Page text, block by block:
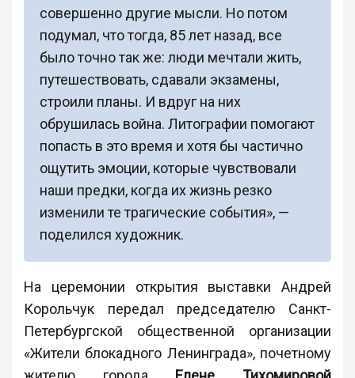
совершенно другие мысли. Но потом
подумал, что тогда, 85 лет назад, все
было точно так же: люди мечтали жить,
путешествовать, сдавали экзамены,
строили планы. И вдруг на них
обрушилась война. Литографии помогают
попасть в это время и хотя бы частично
ощутить эмоции, которые чувствовали
наши предки, когда их жизнь резко
изменили те трагические события», —
поделился художник.
На церемонии открытия выставки Андрей
Корольчук передал председателю Санкт-
Петербургской общественной организации
«Жители блокадного Ленинграда», почетному